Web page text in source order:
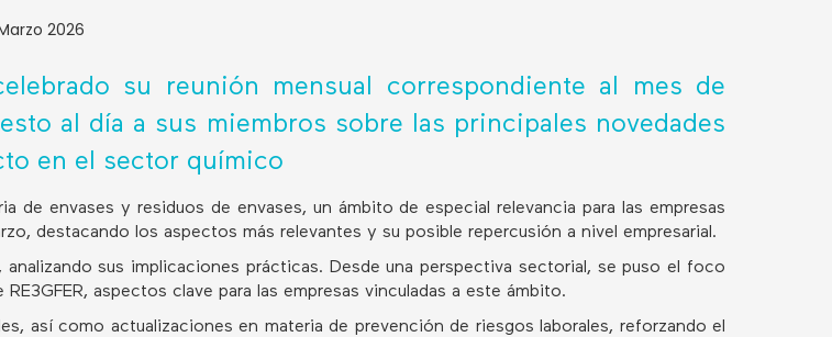
su reunión mensual correspondiente al mes de
al día a sus miembros sobre las principales novedades
en el sector químico
de envases y residuos de envases, un ámbito de especial relevancia para las empresas
destacando los aspectos más relevantes y su posible repercusión a nivel empresarial.
sus implicaciones prácticas. Desde una perspectiva sectorial, se puso el foco
aspectos clave para las empresas vinculadas a este ámbito.
así como actualizaciones en materia de prevención de riesgos laborales, reforzando el